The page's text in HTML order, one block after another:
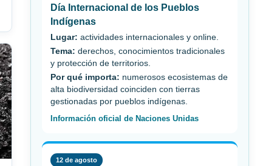
Día Internacional de los Pueblos
Indígenas
Lugar: actividades internacionales y online.
Tema: derechos, conocimientos tradicionales
y protección de territorios.
Por qué importa: numerosos ecosistemas de
alta biodiversidad coinciden con tierras
gestionadas por pueblos indígenas.
Información oficial de Naciones Unidas
12 de agosto